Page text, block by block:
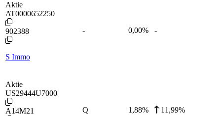
Aktie
AT0000652250
902388
S Immo
- 0,00% -
Aktie
US29444U7000
A14M21 Q 1,88% 11,99%